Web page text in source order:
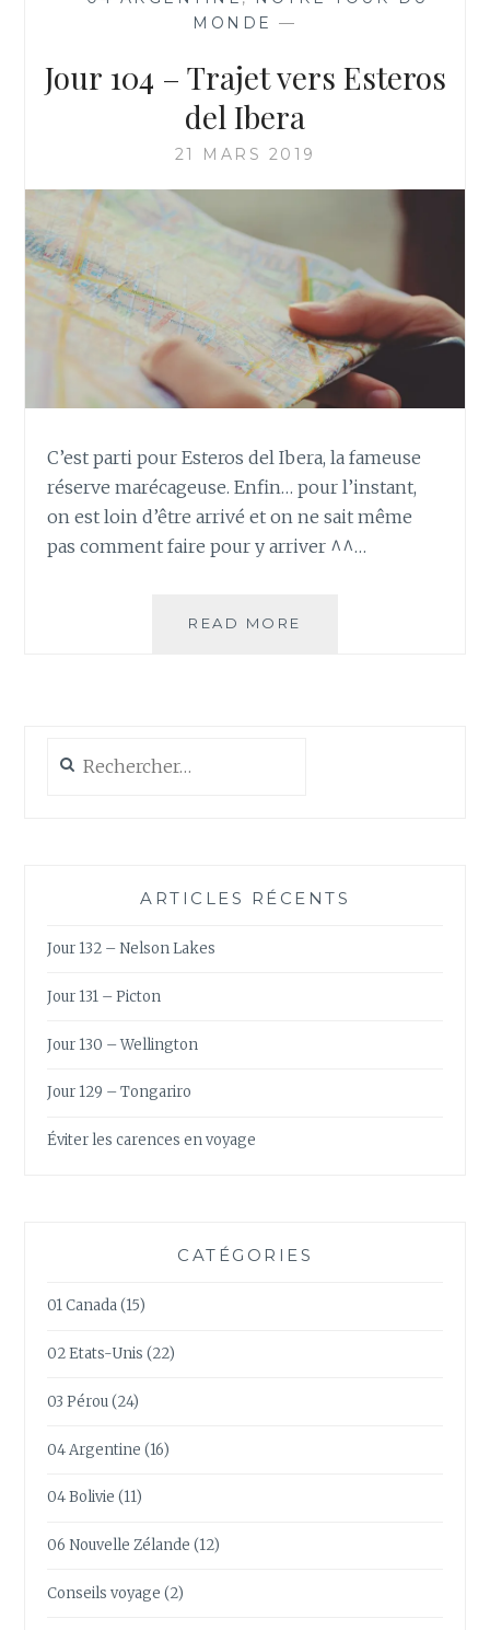
MONDE —
Jour 104 – Trajet vers Esteros
del Ibera
21 MARS 2019
C’est parti pour Esteros del Ibera, la fameuse
réserve marécageuse. Enfin… pour l’instant,
on est loin d’être arrivé et on ne sait même
pas comment faire pour y arriver ^^…
READ MORE
ARTICLES RÉCENTS
Jour 132 – Nelson Lakes
Jour 131 – Picton
Jour 130 – Wellington
Jour 129 – Tongariro
Éviter les carences en voyage
CATÉGORIES
01 Canada(15)
02 Etats-Unis (22)
03 Pérou(24)
04 Argentine (16)
04 Bolivie (11)
06 Nouvelle Zélande (12)
Conseils voyage (2)